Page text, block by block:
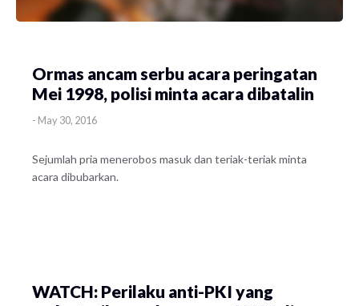
Ormas ancam serbu acara peringatan
Mei 1998, polisi minta acara dibatalin
- May 30, 2016
Sejumlah pria menerobos masuk dan teriak-teriak minta
acara dibubarkan.
WATCH: Perilaku anti-PKI yang